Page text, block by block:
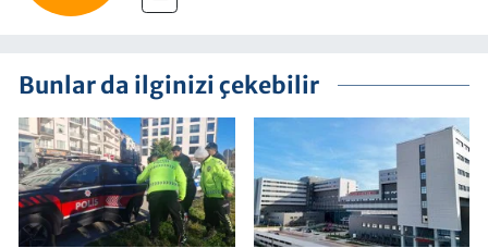
Bunlar da ilginizi çekebilir